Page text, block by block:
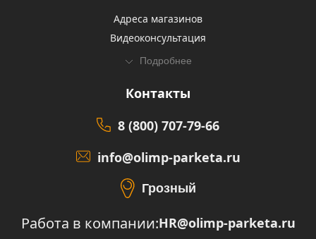
Адреса магазинов
Видеоконсультация
Подробнее
Контакты
8 (800) 707-79-66
info@olimp-parketa.ru
Грозный
Работа в компании:HR@olimp-parketa.ru